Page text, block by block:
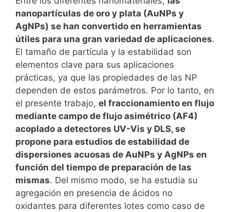
nanopartículas de oro y plata (AuNPs y
AgNPs) se han convertido en herramientas
útiles para una gran variedad de aplicaciones.
El tamaño de partícula y la estabilidad son
elementos clave para sus aplicaciones
prácticas, ya que las propiedades de las NP
dependen de estos parámetros. Por lo tanto, en
el presente trabajo, el fraccionamiento en flujo
mediante campo de flujo asimétrico (AF4)
acoplado a detectores UV-Vis y DLS, se
propone para estudios de estabilidad de
dispersiones acuosas de AuNPs y AgNPs en
función del tiempo de preparación de las
mismas. Del mismo modo, se ha estudia su
agregación en presencia de ácidos no
oxidantes para diferentes lotes como caso de